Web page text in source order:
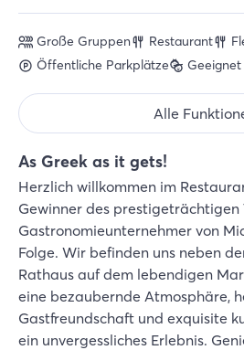
As Greek as it gets!
Herzlich willkommen im
Gewinner des prestigeträchtigen
Gastronomieunternehmer von
Folge. Wir befinden uns neben
Rathaus auf dem lebendigen
eine bezaubernde Atmosphäre,
Gastfreundschaft und exquisite
ein unvergessliches Erlebnis.
Große Gruppen Restaurant
Öffentliche Parkplätze
Alle